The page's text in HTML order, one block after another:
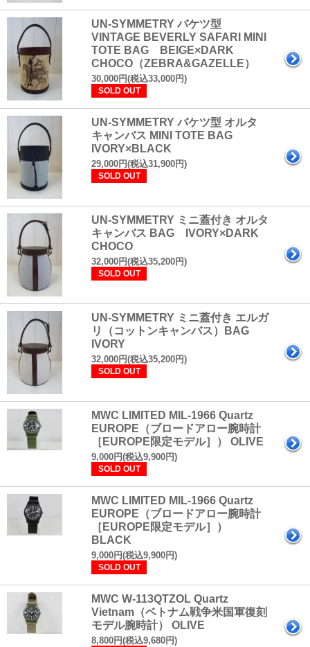
UN-SYMMETRY バケツ型
VINTAGE BEVERLY SAFARI MINI
TOTE BAG BEIGE×DARK
CHOCO（ZEBRA&GAZELLE）
30,000円(税込33,000円)
SOLD OUT
UN-SYMMETRY バケツ型 オルタ
キャンバス MINI TOTE BAG
IVORY×BLACK
29,000円(税込31,900円)
SOLD OUT
UN-SYMMETRY ミニ蓋付き オルタ
キャンバス BAG IVORY×DARK
CHOCO
32,000円(税込35,200円)
SOLD OUT
UN-SYMMETRY ミニ蓋付き エルガ
リ（コットンキャンバス）BAG
IVORY
32,000円(税込35,200円)
SOLD OUT
MWC LIMITED MIL-1966 Quartz
EUROPE（ブロードアロー腕時計
［EUROPE限定モデル］） OLIVE
9,000円(税込9,900円)
SOLD OUT
MWC LIMITED MIL-1966 Quartz
EUROPE（ブロードアロー腕時計
［EUROPE限定モデル］）
BLACK
9,000円(税込9,900円)
SOLD OUT
MWC W-113QTZOL Quartz
Vietnam（ベトナム戦争米国軍復刻
モデル腕時計） OLIVE
8,800円(税込9,680円)